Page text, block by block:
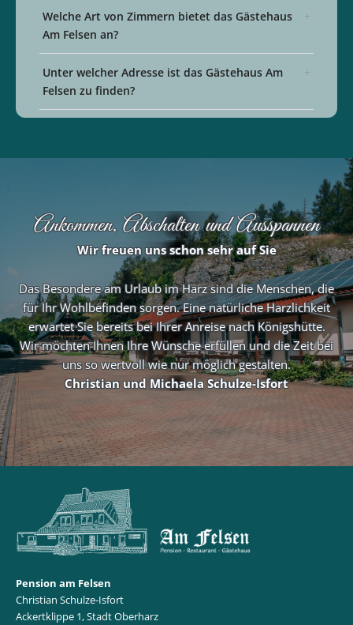
Welche Art von Zimmern bietet das Gästehaus
Am Felsen an?
Unter welcher Adresse ist das Gästehaus Am
Felsen zu finden?
Ankommen, Abschalten und Ausspannen
Wir freuen uns schon sehr auf Sie
Das Besondere am Urlaub im Harz sind die Menschen, die
für Ihr Wohlbefinden sorgen. Eine natürliche Harzlichkeit
erwartet Sie bereits bei Ihrer Anreise nach Königshütte.
Wir möchten Ihnen Ihre Wünsche erfüllen und die Zeit bei
uns so wertvoll wie nur möglich gestalten.
Christian und Michaela Schulze-Isfort
Pension am Felsen
Christian Schulze-Isfort
Ackertklippe 1, Stadt Oberharz